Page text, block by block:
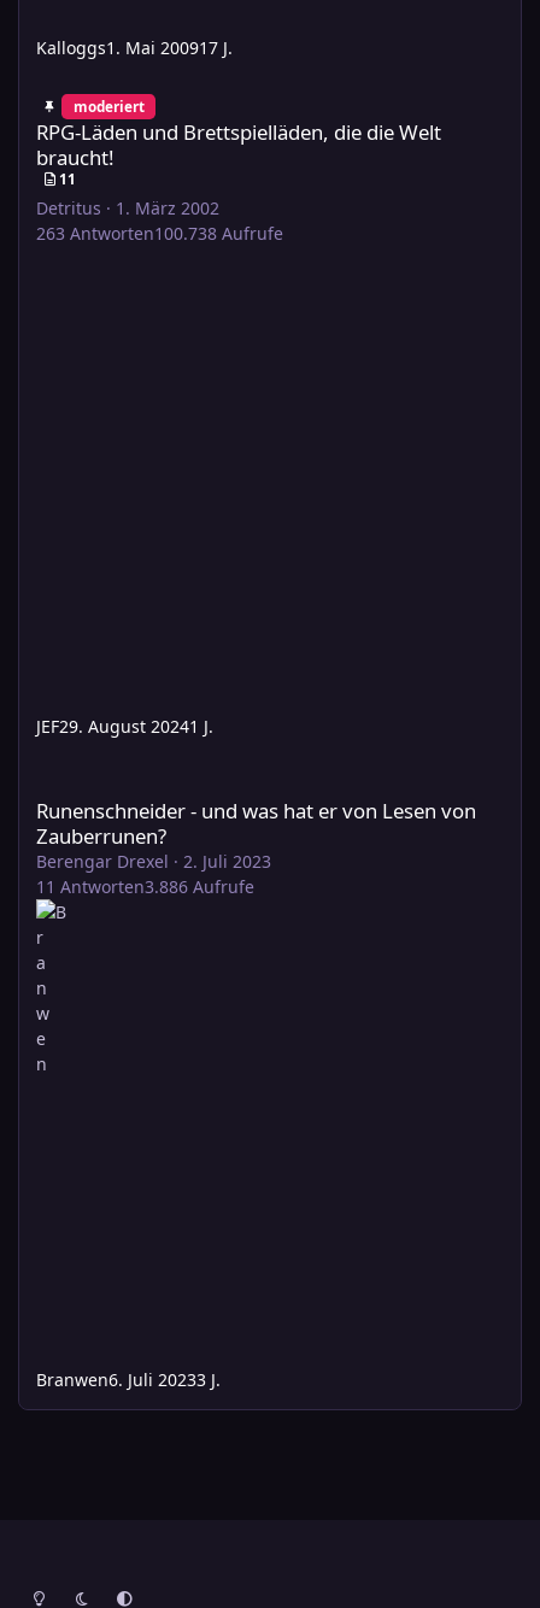
Kalloggs1. Mai 200917 J.
RPG-Läden und Brettspielläden, die die Welt braucht!
moderiert
RPG-Läden und Brettspielläden, die die Welt
braucht!
11
Detritus · 1. März 2002
263 Antworten100.738 Aufrufe
JEF29. August 20241 J.
Runenschneider - und was hat er von Lesen von
Zauberrunen?
Berengar Drexel · 2. Juli 2023
11 Antworten3.886 Aufrufe
Branwen6. Juli 20233 J.
Heller ModusDunkler ModusSystemeinstellung